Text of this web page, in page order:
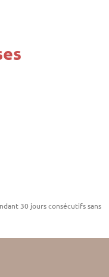
30 jours consécutifs sans